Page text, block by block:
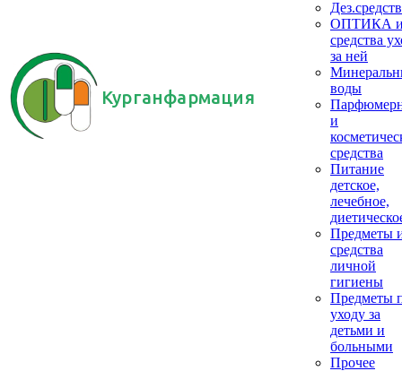
Курганфармация
ОПТИКА
средства
за ней
воды
и
средства
Питание
детское,
лечебное,
Предметы
средства
личной
гигиены
Предметы
уходу за
детьми и
больными
Прочее